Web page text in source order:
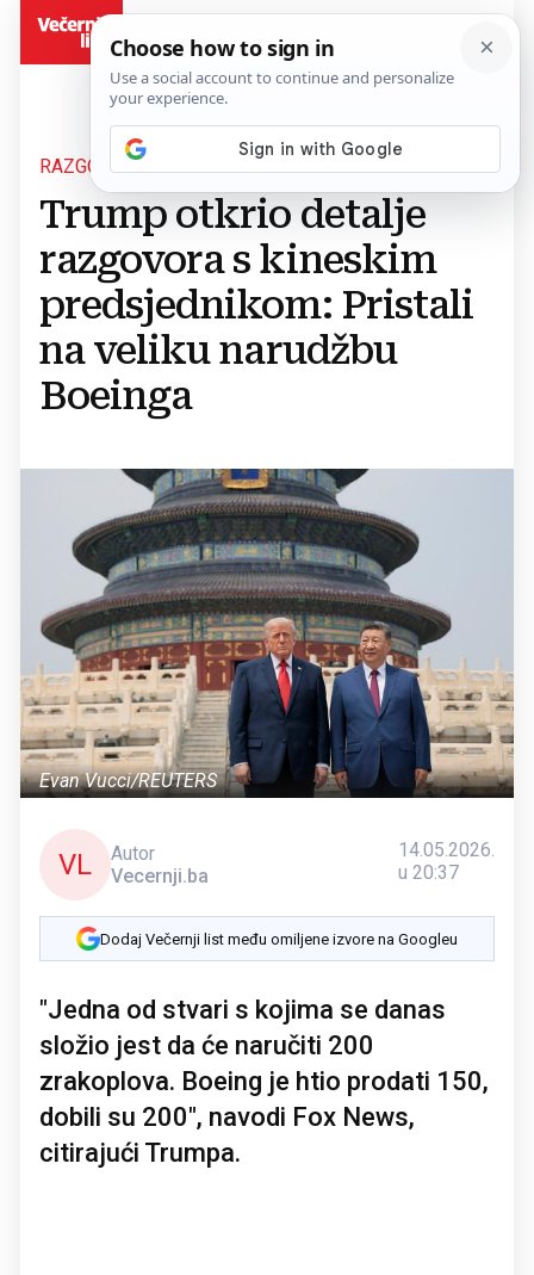
RAZGOVARAO S KINESKIM VOĐOM XI JINPINGOM
Trump otkrio detalje
razgovora s kineskim
predsjednikom: Pristali
⁠na veliku narudžbu
Boeinga
Evan Vucci/REUTERS
VL
Autor
Vecernji.ba
14.05.2026.
u 20:37
Dodaj Večernji list među omiljene izvore na Googleu
"Jedna od stvari s kojima se danas
složio jest da će naručiti ‌200
zrakoplova. Boeing je htio prodati 150,
dobili su 200", navodi Fox News,
citirajući Trumpa.